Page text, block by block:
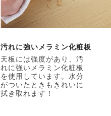
汚れに強いメラミン化粧板
天板には強度があり、汚
れに強いメラミン化粧板
を使用しています。水分
がついたときもきれいに
拭き取れます！